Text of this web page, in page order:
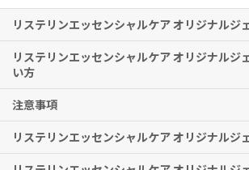
リステリンエッセンシャルケア オリジナルジ
虫歯要望や口臭ケアに有用な歯磨き粉
※有用性には個人差がありますことを予めご了
リステリンエッセンシャルケア オリジナルジ
い方
■大人
毎食事後か、少なくとも1日2度ご使用ください
あるいは、歯科医、医師の指示に従ってくださ
注意事項
子供の手の届かないところに保管してください
室温で保管してください。
リステリンエッセンシャルケア オリジナルジ